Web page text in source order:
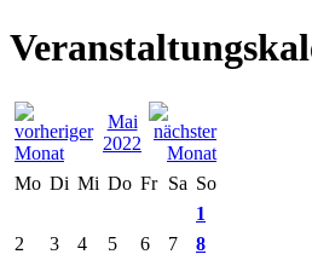
Mai
2022
Mo Di Mi Do Fr Sa So
1
2
3 4 5 6 7
8